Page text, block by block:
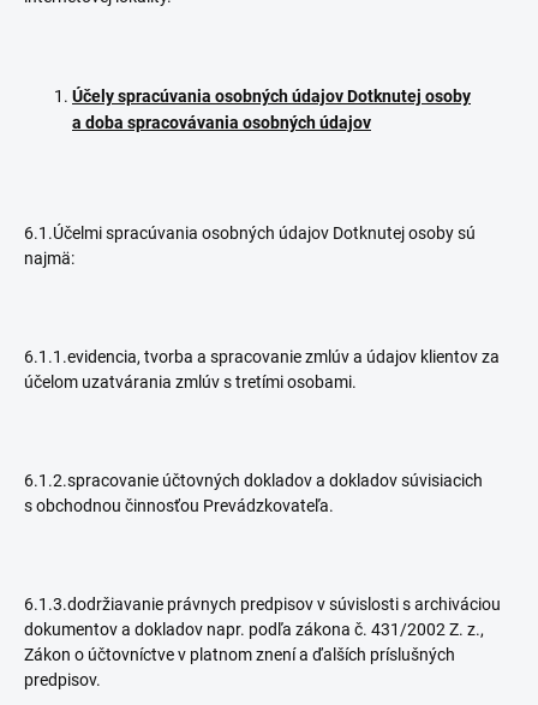
Účely spracúvania osobných údajov Dotknutej osoby
a doba spracovávania osobných údajov
6.1.Účelmi spracúvania osobných údajov Dotknutej osoby sú
najmä:
6.1.1.evidencia, tvorba a spracovanie zmlúv a údajov klientov za
účelom uzatvárania zmlúv s tretími osobami.
6.1.2.spracovanie účtovných dokladov a dokladov súvisiacich
s obchodnou činnosťou Prevádzkovateľa.
6.1.3.dodržiavanie právnych predpisov v súvislosti s archiváciou
dokumentov a dokladov napr. podľa zákona č. 431/2002 Z. z.,
Zákon o účtovníctve v platnom znení a ďalších príslušných
predpisov.